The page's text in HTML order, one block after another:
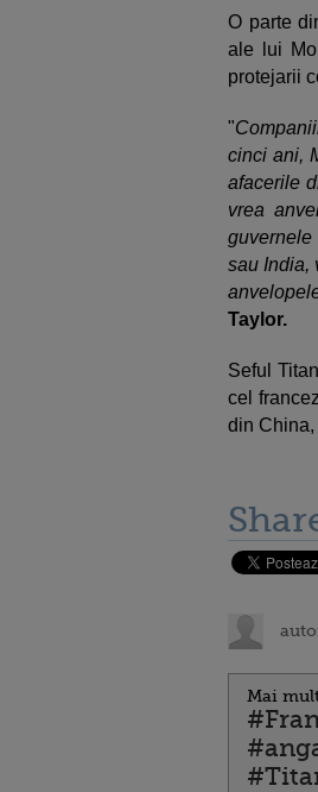
O parte
ale lui
protejarii
"
cinci ani,
afacerile
vrea
guvernele
sau India,
Taylor.
Seful
cel
din China,
Mai